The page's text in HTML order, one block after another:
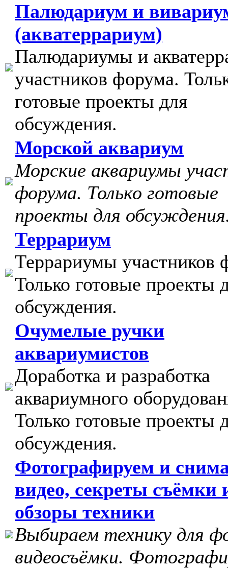
Палюдариум и
(акватеррариум)
Палюдариумы и
участников форума.
готовые проекты для
обсуждения.
Морской аквариум
Морские аквариумы
форума. Только готовые
проекты для
Террариум
Террариумы участников
Только готовые проекты
обсуждения.
Очумелые ручки
аквариумистов
Доработка и разработка
аквариумного
Только готовые проекты
обсуждения.
Фотографируем и
видео, секреты съёмки
обзоры техники
Выбираем технику для
видеосъёмки.